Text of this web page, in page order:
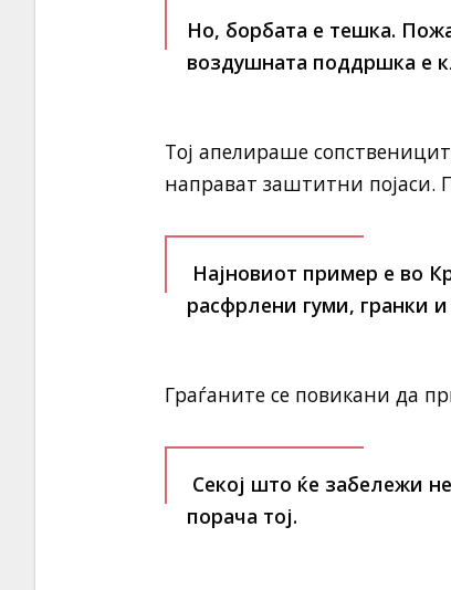
Но, борбата е тешка.
воздушната поддршка е
Тој апелираше
направат заштитни појаси.
Најновиот пример е во
расфрлени гуми, гранки
Граѓаните се повикани да
Секој што ќе забележи
порача тој.